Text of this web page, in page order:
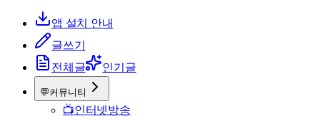
앱 설치 안내
글쓰기
전체글
인기글
💬커뮤니티
📺인터넷방송